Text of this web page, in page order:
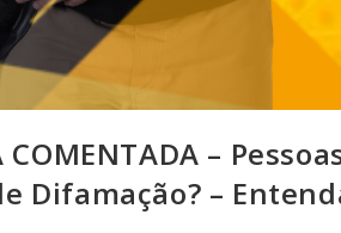
COMENTADA –
Difamação? –